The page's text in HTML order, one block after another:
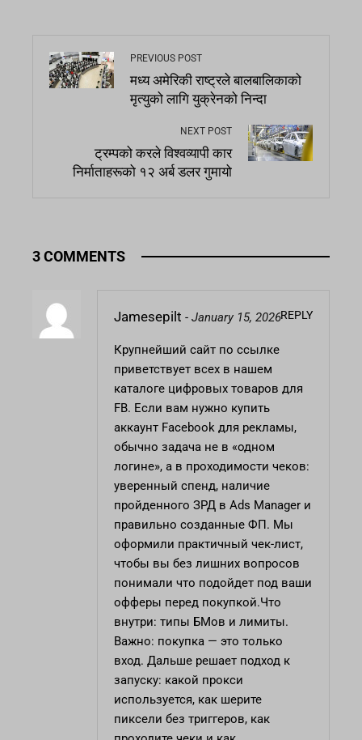
PREVIOUS POST
मध्य अमेरिकी राष्ट्रले बालबालिकाको
मृत्युको लागि युक्रेनको निन्दा
NEXT POST
ट्रम्पको करले विश्वव्यापी कार
निर्माताहरूको १२ अर्ब डलर गुमायो
3 COMMENTS
Jamesepilt - January 15, 2026REPLY
Крупнейший сайт по ссылке
приветствует всех в нашем
каталоге цифровых товаров для
FB. Если вам нужно купить
аккаунт Facebook для рекламы,
обычно задача не в «одном
логине», а в проходимости чеков:
уверенный спенд, наличие
пройденного ЗРД в Ads Manager и
правильно созданные ФП. Мы
оформили практичный чек-лист,
чтобы вы без лишних вопросов
понимали что подойдет под ваши
офферы перед покупкой.Что
внутри: типы БМов и лимиты.
Важно: покупка — это только
вход. Дальше решает подход к
запуску: какой прокси
используется, как шерите
пиксели без триггеров, как